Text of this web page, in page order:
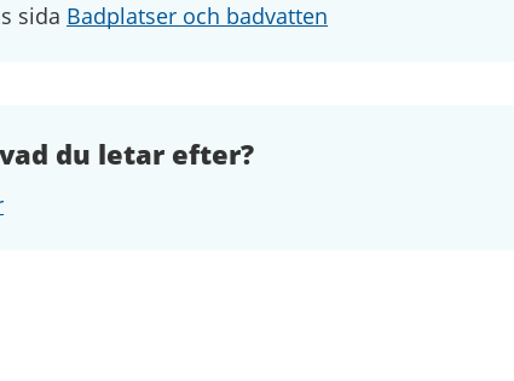
sida Badplatser och badvatten
du letar efter?